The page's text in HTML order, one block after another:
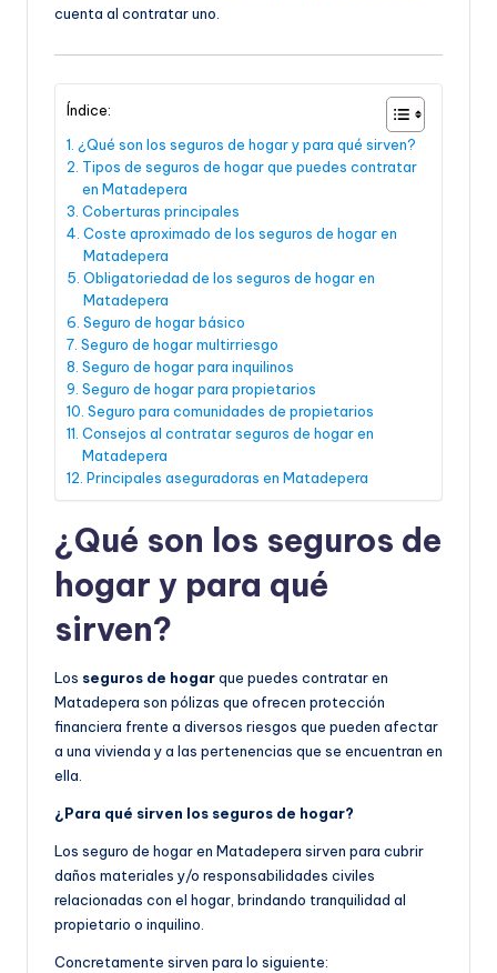
cuenta al contratar uno.
Índice:
¿Qué son los seguros de hogar y para qué sirven?
Tipos de seguros de hogar que puedes contratar
en Matadepera
Coberturas principales
Coste aproximado de los seguros de hogar en
Matadepera
Obligatoriedad de los seguros de hogar en
Matadepera
Seguro de hogar básico
Seguro de hogar multirriesgo
Seguro de hogar para inquilinos
Seguro de hogar para propietarios
Seguro para comunidades de propietarios
Consejos al contratar seguros de hogar en
Matadepera
Principales aseguradoras en Matadepera
¿Qué son los seguros de
hogar y para qué
sirven?
Los seguros de hogarque puedes contratar en
Matadepera son pólizas que ofrecen protección
financiera frente a diversos riesgos que pueden afectar
a una vivienda y a las pertenencias que se encuentran en
ella.
¿Para qué sirven los seguros de hogar?
Los seguro de hogar en Matadepera sirven para cubrir
daños materiales y/o responsabilidades civiles
relacionadas con el hogar, brindando tranquilidad al
propietario o inquilino.
Concretamente sirven para lo siguiente: